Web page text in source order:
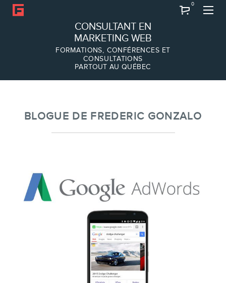
CONSULTANT EN
MARKETING WEB
FORMATIONS, CONFÉRENCES ET
CONSULTATIONS
PARTOUT AU QUÉBEC
0
À PROPOS
Équipe
SERVICES
Conférences
Formations marketing en ligne
BLOGUE DE FREDERIC GONZALO